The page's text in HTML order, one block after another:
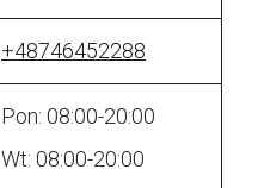
+48746452288
Pon: 08:00-20:00
Wt: 08:00-20:00